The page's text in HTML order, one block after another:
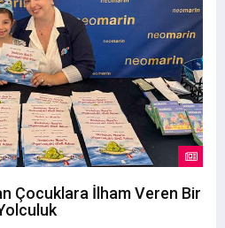
Çocuklara İlham Veren Bir